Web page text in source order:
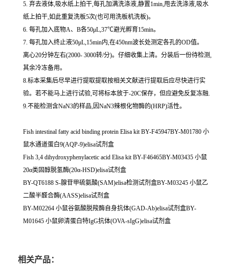
5. 弃去液体,吸水纸上拍干,每孔加满洗涤液,静置1min,甩去洗涤液,吸水
纸上拍干,如此重复洗板5次(也可用洗板机洗板)。
6. 每孔加入底物A、B各50μL,37℃避光孵育15min。
7. 每孔加入终止液50μL,15min内,在450nm波长处测定各孔的OD值。
离心20分钟左右(2000- 3000转/分)。仔细收集上清。分装后一份待检测,
其余冷冻备用。
8.标本采集后尽早进行提取提取按相关文献进行提取后应尽快进行实
验。若不能马上进行试验,可将标本放于-20C保存，但应避免反复冻融.
9.不能检测含NaN3的样品,因NaN3辣根化物酶的(HRP)活性。
Fish intestinal fatty acid binding protein Elisa kit BY-F45947BY-M01780 小
鼠水通道蛋白9(AQP-9)elisa试剂盒
Fish 3,4 dihydroxyphenylacetic acid Elisa kit BY-F46465BY-M03435 小鼠
20α类固醇脱氢酶(20α-HSD)elisa试剂盒
BY-QT6188 S-腺苷甲硫氨酸(SAM)elisa检测试剂盒BY-M03245 小鼠乙
二酸半醛合酶(AASS)elisa试剂盒
BY-M02264 小鼠谷氨酸脱羧酶自身抗体(GAD-Ab)elisa试剂盒BY-
M01645 小鼠卵清蛋白特IgG抗体(OVA-sIgG)elisa试剂盒
相关产品：